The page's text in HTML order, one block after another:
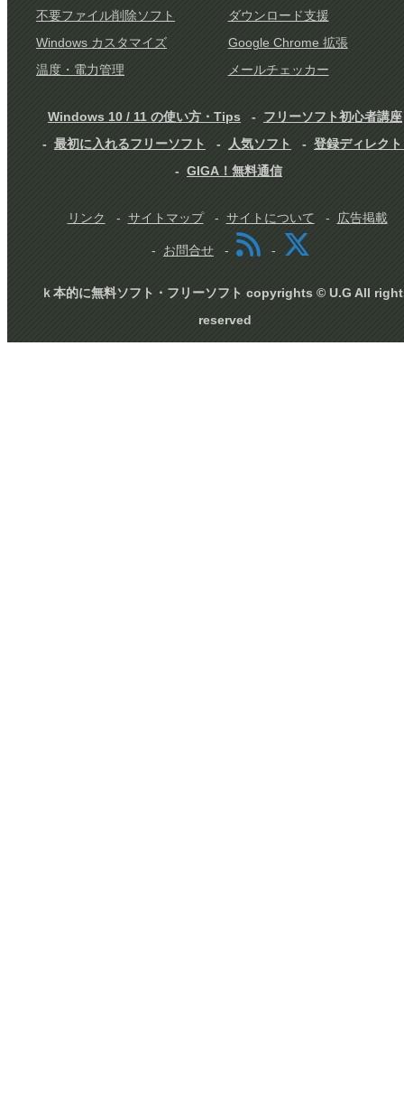
不要ファイル削除ソフト
Windows カスタマイズ
温度・電力管理
ダウンロード支援
Google Chrome 拡張
メールチェッカー
Windows 10 / 11 の使い方・Tips
フリーソフト初心者講座
最初に入れるフリーソフト
人気ソフト
登録ディレク
GIGA！無料通信
リンク サイトマップ サイトについて 広告掲載
お問合せ
ｋ本的に無料ソフト・フリーソフト copyrights © U.G All
reserved